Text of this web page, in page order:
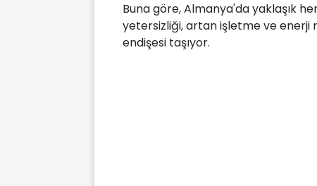
Buna göre, Almanya'da yaklaşık
yetersizliği, artan işletme ve enerji
endişesi taşıyor.